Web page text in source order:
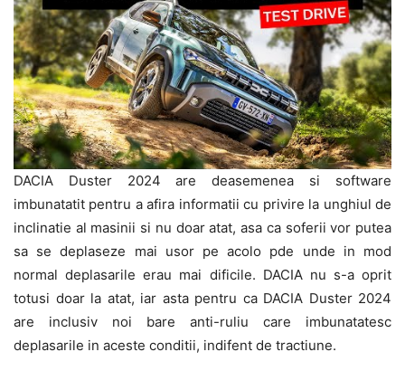
DACIA Duster 2024 are deasemenea si software
imbunatatit pentru a afira informatii cu privire la unghiul de
inclinatie al masinii si nu doar atat, asa ca soferii vor putea
sa se deplaseze mai usor pe acolo pde unde in mod
normal deplasarile erau mai dificile. DACIA nu s-a oprit
totusi doar la atat, iar asta pentru ca DACIA Duster 2024
are inclusiv noi bare anti-ruliu care imbunatatesc
deplasarile in aceste conditii, indifent de tractiune.